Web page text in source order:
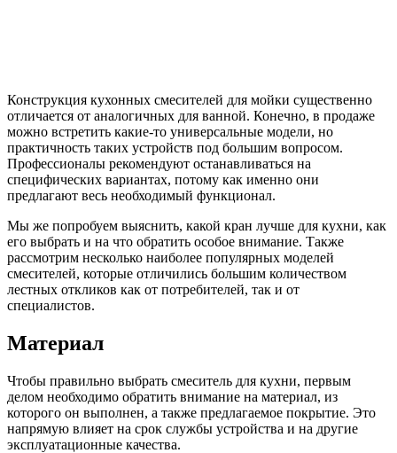
Конструкция кухонных смесителей для мойки существенно
отличается от аналогичных для ванной. Конечно, в продаже
можно встретить какие-то универсальные модели, но
практичность таких устройств под большим вопросом.
Профессионалы рекомендуют останавливаться на
специфических вариантах, потому как именно они
предлагают весь необходимый функционал.
Мы же попробуем выяснить, какой кран лучше для кухни, как
его выбрать и на что обратить особое внимание. Также
рассмотрим несколько наиболее популярных моделей
смесителей, которые отличились большим количеством
лестных откликов как от потребителей, так и от
специалистов.
Материал
Чтобы правильно выбрать смеситель для кухни, первым
делом необходимо обратить внимание на материал, из
которого он выполнен, а также предлагаемое покрытие. Это
напрямую влияет на срок службы устройства и на другие
эксплуатационные качества.